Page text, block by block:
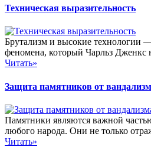
Техническая выразительность
Брутализм и высокие технологии
феномена, который Чарльз Дженкс
Читать»
Защита памятников от
Памятники являются важной
любого народа. Они не только
Читать»